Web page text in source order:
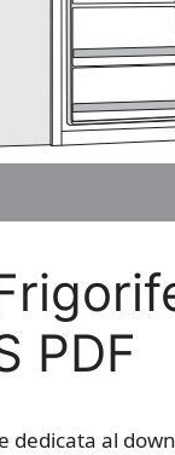
PDF
dedicata al